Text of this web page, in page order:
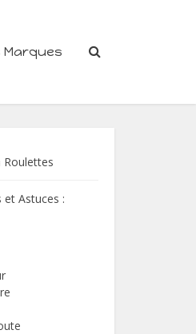
Marques
Roulettes
et Astuces :